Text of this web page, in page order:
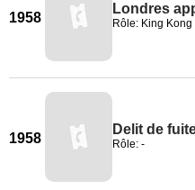
1958
Londres
Rôle: King
1958
Delit de
Rôle: -